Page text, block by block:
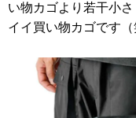
い物カゴより若干小
イイ買い物カゴです（